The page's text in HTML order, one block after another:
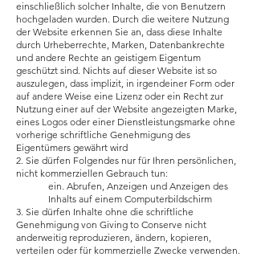
einschließlich solcher Inhalte, die von Benutzern
hochgeladen wurden. Durch die weitere Nutzung
der Website erkennen Sie an, dass diese Inhalte
durch Urheberrechte, Marken, Datenbankrechte
und andere Rechte an geistigem Eigentum
geschützt sind. Nichts auf dieser Website ist so
auszulegen, dass implizit, in irgendeiner Form oder
auf andere Weise eine Lizenz oder ein Recht zur
Nutzung einer auf der Website angezeigten Marke,
eines Logos oder einer Dienstleistungsmarke ohne
vorherige schriftliche Genehmigung des
Eigentümers gewährt wird
2. Sie dürfen Folgendes nur für Ihren persönlichen,
nicht kommerziellen Gebrauch tun:
ein. Abrufen, Anzeigen und Anzeigen des
Inhalts auf einem Computerbildschirm
3. Sie dürfen Inhalte ohne die schriftliche
Genehmigung von Giving to Conserve nicht
anderweitig reproduzieren, ändern, kopieren,
verteilen oder für kommerzielle Zwecke verwenden.